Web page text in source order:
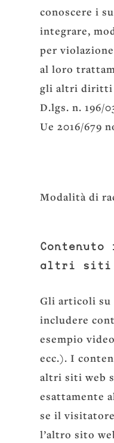
conoscere i
integrare,
per
al loro
gli altri diritti
D.lgs. n. 196/
Ue 2016/679
Modalità di
Contenuto
altri siti
Gli articoli su
includere
esempio
ecc.). I
altri siti web
esattamente
se il
l’altro sito